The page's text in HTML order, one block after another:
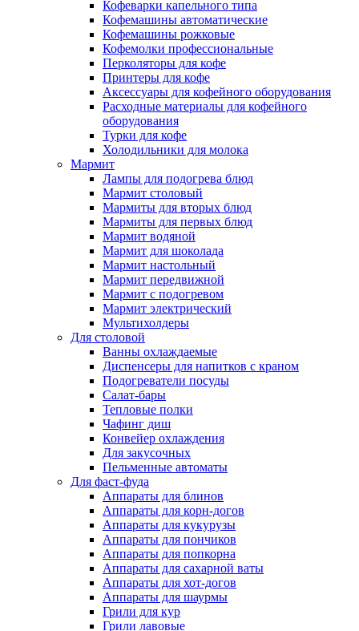
Кофеварки капельного типа
Кофемашины автоматические
Кофемашины рожковые
Кофемолки профессиональные
Перколяторы для кофе
Принтеры для кофе
Аксессуары для кофейного оборудования
Расходные материалы для кофейного
оборудования
Турки для кофе
Холодильники для молока
Мармит
Лампы для подогрева блюд
Мармит столовый
Мармиты для вторых блюд
Мармиты для первых блюд
Мармит водяной
Мармит для шоколада
Мармит настольный
Мармит передвижной
Мармит с подогревом
Мармит электрический
Мультихолдеры
Для столовой
Ванны охлаждаемые
Диспенсеры для напитков с краном
Подогреватели посуды
Салат-бары
Тепловые полки
Чафинг диш
Конвейер охлаждения
Для закусочных
Пельменные автоматы
Для фаст-фуда
Аппараты для блинов
Аппараты для корн-догов
Аппараты для кукурузы
Аппараты для пончиков
Аппараты для попкорна
Аппараты для сахарной ваты
Аппараты для хот-догов
Аппараты для шаурмы
Грили для кур
Грили лавовые